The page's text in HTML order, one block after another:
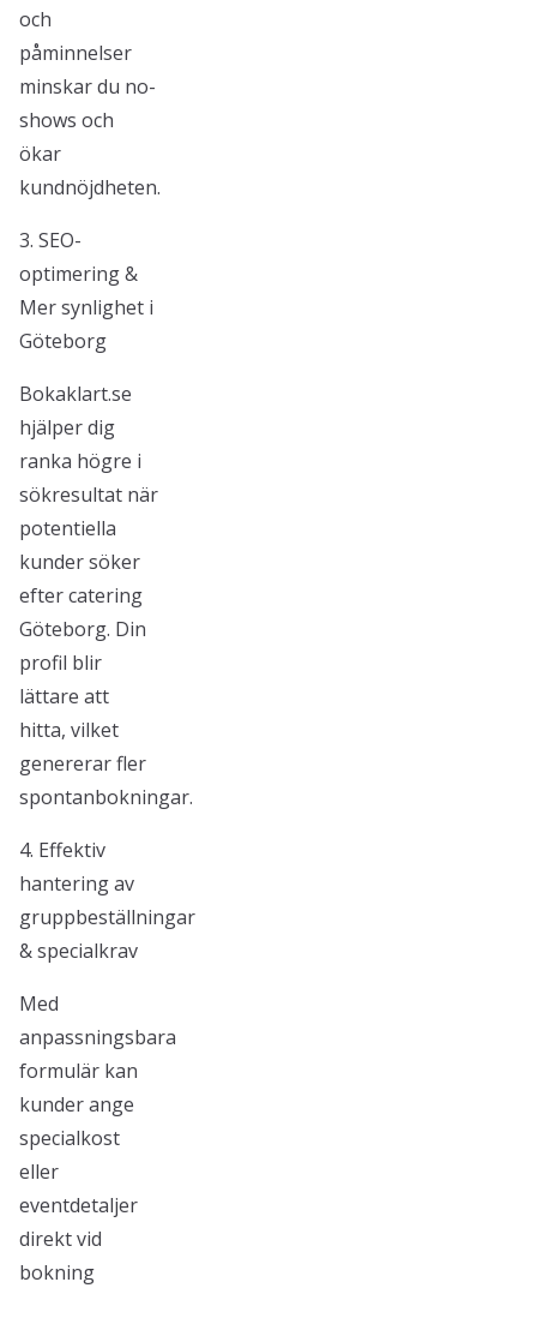
och
påminnelser
minskar du no-
shows och
ökar
kundnöjdheten.
3. SEO-
optimering &
Mer synlighet i
Göteborg
Bokaklart.se
hjälper dig
ranka högre i
sökresultat när
potentiella
kunder söker
efter catering
Göteborg. Din
profil blir
lättare att
hitta, vilket
genererar fler
spontanbokningar.
4. Effektiv
hantering av
gruppbeställningar
& specialkrav
Med
anpassningsbara
formulär kan
kunder ange
specialkost
eller
eventdetaljer
direkt vid
bokning